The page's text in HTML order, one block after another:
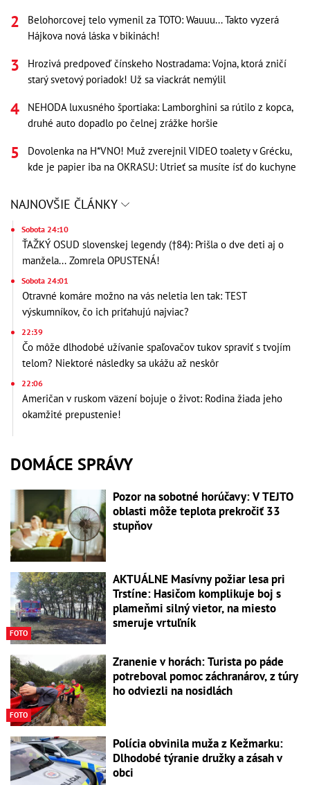
Belohorcovej telo vymenil za TOTO: Wauuu... Takto vyzerá
Hájkova nová láska v bikinách!
Hrozivá predpoveď čínskeho Nostradama: Vojna, ktorá zničí
starý svetový poriadok! Už sa viackrát nemýlil
NEHODA luxusného športiaka: Lamborghini sa rútilo z kopca,
druhé auto dopadlo po čelnej zrážke horšie
Dovolenka na H*VNO! Muž zverejnil VIDEO toalety v Grécku,
kde je papier iba na OKRASU: Utrieť sa musíte ísť do kuchyne
NAJNOVŠIE ČLÁNKY
Sobota 24:10
ŤAŽKÝ OSUD slovenskej legendy (†84): Prišla o dve deti aj o
manžela... Zomrela OPUSTENÁ!
Sobota 24:01
Otravné komáre možno na vás neletia len tak: TEST
výskumníkov, čo ich priťahujú najviac?
22:39
Čo môže dlhodobé užívanie spaľovačov tukov spraviť s tvojím
telom? Niektoré následky sa ukážu až neskôr
22:06
Američan v ruskom väzení bojuje o život: Rodina žiada jeho
okamžité prepustenie!
DOMÁCE SPRÁVY
Pozor na sobotné horúčavy: V TEJTO
oblasti môže teplota prekročiť 33
stupňov
FOTO
AKTUÁLNE Masívny požiar lesa pri
Trstíne: Hasičom komplikuje boj s
plameňmi silný vietor, na miesto
smeruje vrtuľník
FOTO
Zranenie v horách: Turista po páde
potreboval pomoc záchranárov, z túry
ho odviezli na nosidlách
Polícia obvinila muža z Kežmarku:
Dlhodobé týranie družky a zásah v
obci